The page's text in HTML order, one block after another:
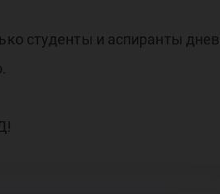
студенты и аспиранты